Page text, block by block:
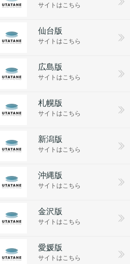
サイトはこちら
仙台版
サイトはこちら
広島版
サイトはこちら
札幌版
サイトはこちら
新潟版
サイトはこちら
沖縄版
サイトはこちら
金沢版
サイトはこちら
愛媛版
サイトはこちら